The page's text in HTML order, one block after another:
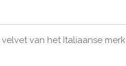
van het Italiaanse merk